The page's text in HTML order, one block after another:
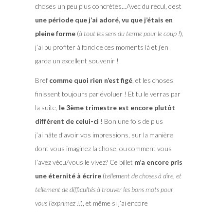
choses un peu plus concrètes…Avec du recul, c’est
une période que j’ai adoré, vu que j’étais en
pleine forme(à tout les sens du terme pour le coup !),
j’ai pu profiter à fond de ces moments là et j’en
garde un excellent souvenir !
Bref comme quoi rien n’est figé, et les choses
finissent toujours par évoluer ! Et tu le verras par
la suite, le 3ème trimestre est encore plutôt
différent de celui-ci ! Bon une fois de plus
j’ai hâte d’avoir vos impressions, sur la manière
dont vous imaginez la chose, ou comment vous
l’avez vécu/vous le vivez? Ce billet m’a encore pris
une éternité à écrire(tellement de choses à dire, et
tellement de difficultés à trouver les bons mots pour
vous l’exprimez !!), et même si j’ai encore